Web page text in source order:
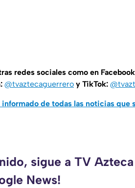
redes sociales como en
@tvaztecaguerrero y TikTok:
de todas las noticias que
sigue a TV
News!